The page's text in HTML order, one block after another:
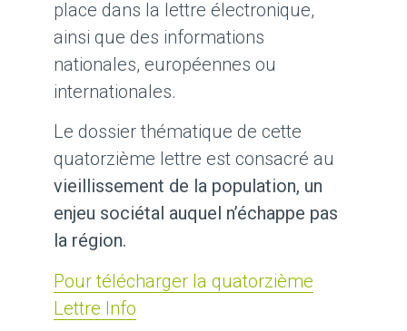
place dans la lettre électronique,
ainsi que des informations
nationales, européennes ou
internationales.
Le dossier thématique de cette
quatorzième lettre est consacré au
vieillissement de la population, un
enjeu sociétal auquel n’échappe pas
la région.
Pour télécharger la quatorzième
Lettre Info